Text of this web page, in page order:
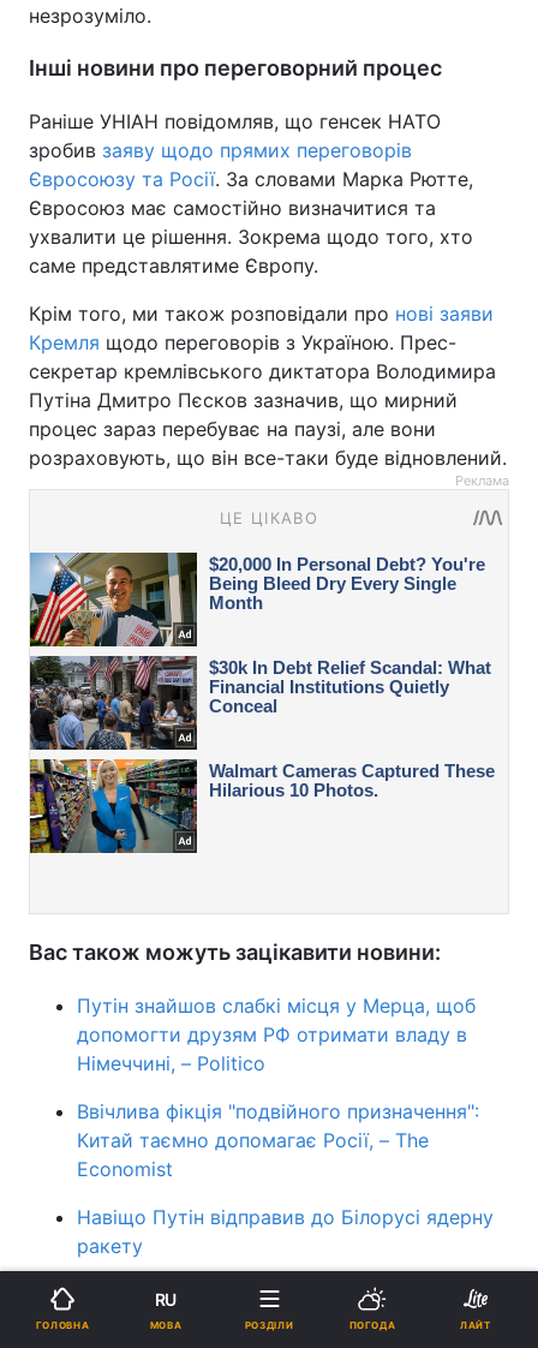
незрозуміло.
Інші новини про переговорний процес
Раніше УНІАН повідомляв, що генсек НАТО
зробив заяву щодо прямих переговорів
Євросоюзу та Росії. За словами Марка Рютте,
Євросоюз має самостійно визначитися та
ухвалити це рішення. Зокрема щодо того, хто
саме представлятиме Європу.
Крім того, ми також розповідали про нові заяви
Кремля щодо переговорів з Україною. Прес-
секретар кремлівського диктатора Володимира
Путіна Дмитро Пєсков зазначив, що мирний
процес зараз перебуває на паузі, але вони
розраховують, що він все-таки буде відновлений.
Реклама
Вас також можуть зацікавити новини:
Путін знайшов слабкі місця у Мерца, щоб
допомогти друзям РФ отримати владу в
Німеччині, – Politico
Ввічлива фікція "подвійного призначення":
Китай таємно допомагає Росії, – The
Economist
Навіщо Путін відправив до Білорусі ядерну
ракету
ПІДТРИМАЙТЕ НАС
ГОЛОВНА
RU
МОВА РОЗДІЛИ ПОГОДА ЛАЙТ